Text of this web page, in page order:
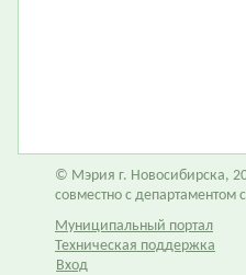
© Мэрия г. Новосибирска,
совместно с
Муниципальный портал
Техническая поддержка
Вход